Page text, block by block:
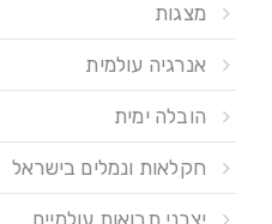
מצגות
אנרגיה עולמית
הובלה ימית
חקלאות ונמלים בישראל